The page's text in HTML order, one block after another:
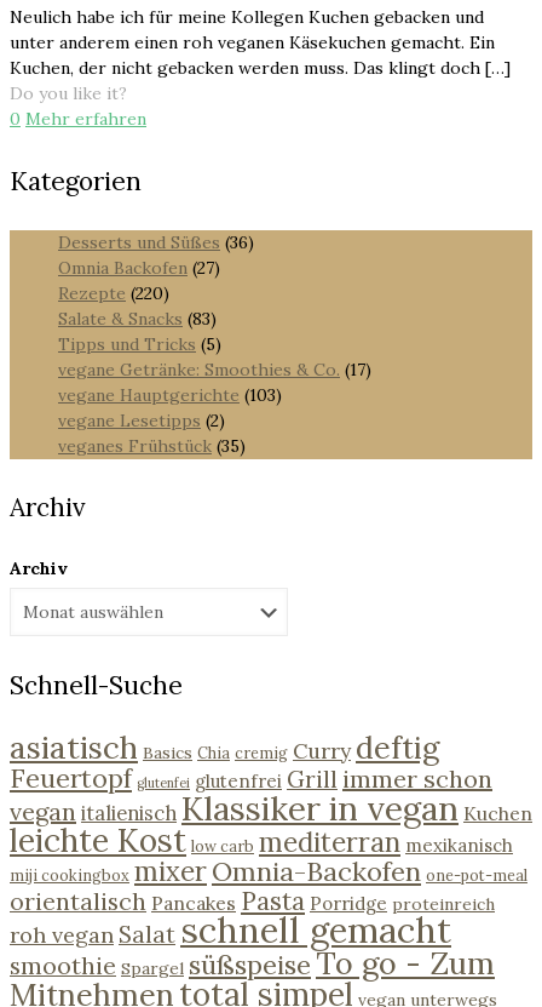
Neulich habe ich für meine Kollegen Kuchen gebacken und
unter anderem einen roh veganen Käsekuchen gemacht. Ein
Kuchen, der nicht gebacken werden muss. Das klingt doch […]
Do you like it?
0 Mehr erfahren
Kategorien
Desserts und Süßes (36)
Omnia Backofen (27)
Rezepte (220)
Salate & Snacks (83)
Tipps und Tricks (5)
vegane Getränke: Smoothies & Co. (17)
vegane Hauptgerichte (103)
vegane Lesetipps (2)
veganes Frühstück (35)
Archiv
Archiv
Schnell-Suche
asiatisch Basics Chia cremig Curry deftig
Feuertopf glutenfei glutenfrei Grill immer schon
veganitalienisch Klassiker in vegan Kuchen
leichte Kost low carb mediterran mexikanisch
miji cookingbox mixerOmnia-Backofen one-pot-meal
orientalisch Pancakes Pasta Porridge proteinreich
roh vegan Salat schnell gemacht
smoothie Spargel süßspeiseTo go - Zum
Mitnehmentotal simpel vegan unterwegs